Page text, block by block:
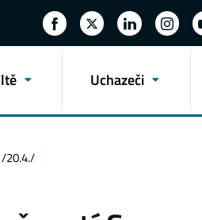
Uchazeči
/20.4./